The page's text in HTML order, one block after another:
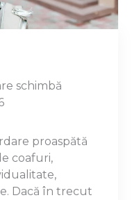
schimbă
proaspătă
coafuri,
Dacă în trecut